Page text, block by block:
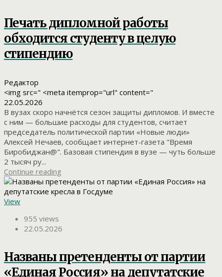
Печать дипломной работы
обходится студенту в целую
стипендию
Редактор
<img src=" <meta itemprop="url" content="
22.05.2026
В вузах скоро начнётся сезон защиты дипломов. И вместе
с ним — большие расходы для студентов, считает
председатель политической партии «Новые люди»
Алексей Нечаев, сообщает интернет-газета "Время
Биробиджан@". Базовая стипендия в вузе — чуть больше
2 тысяч ру...
Continue reading
View
955 views
22.05.2026
Названы претенденты от партии
«Единая Россия» на депутатские